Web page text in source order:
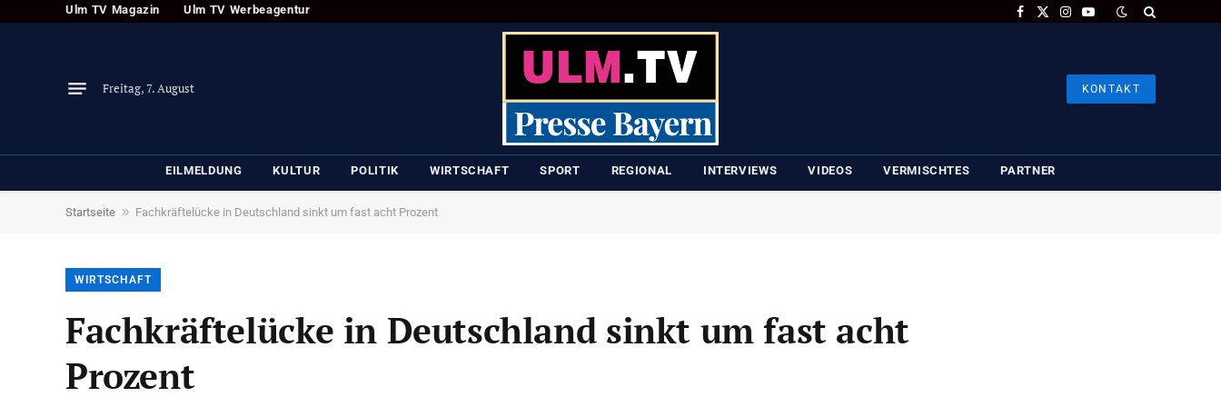
Ulm TV Magazin Ulm TV Werbeagentur
Facebook
X
Instagram
YouTube
Freitag, 7. August KONTAKT
EILMELDUNG KULTUR POLITIK WIRTSCHAFT SPORT REGIONAL INTERVIEWS VIDEOS VERMISCHTES PARTNER
Startseite » Fachkräftelücke in Deutschland sinkt um fast acht Prozent
WIRTSCHAFT
Fachkräftelücke in Deutschland sinkt um fast acht
Prozent